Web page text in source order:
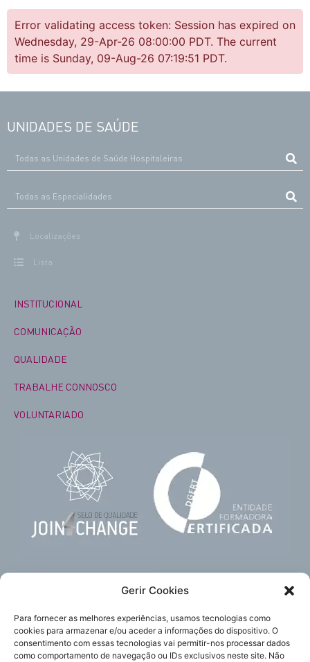
Gerir Cookies
Para fornecer as melhores experiências, usamos tecnologias como
cookies para armazenar e/ou aceder a informações do dispositivo. O
consentimento com essas tecnologias vai permitir-nos processar dados
como comportamento de navegação ou IDs exclusivos neste site. Não
Error validating access token: Session has expired on
Wednesday, 29-Apr-26 08:00:00 PDT. The current
time is Sunday, 09-Aug-26 07:19:51 PDT.
UNIDADES DE SAÚDE
Localizações
Lista
INSTITUCIONAL
COMUNICAÇÃO
QUALIDADE
TRABALHE CONNOSCO
VOLUNTARIADO